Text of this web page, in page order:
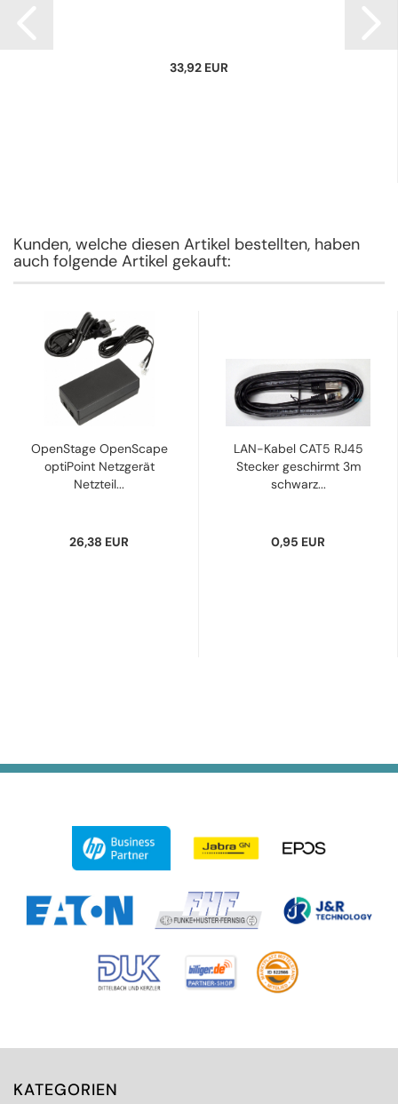
33,92 EUR
Kunden, welche diesen Artikel bestellten, haben
auch folgende Artikel gekauft:
OpenStage OpenScape
optiPoint Netzgerät
Netzteil...
26,38 EUR
LAN-Kabel CAT5 RJ45
Stecker geschirmt 3m
schwarz...
0,95 EUR
KATEGORIEN